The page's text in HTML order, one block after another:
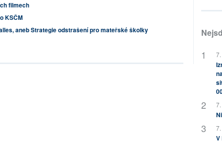
filmech
KSČM
aneb Strategie odstrašení pro mateřské školky
V